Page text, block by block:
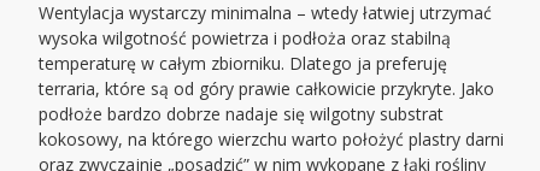
Wentylacja wystarczy minimalna – wtedy łatwiej utrzymać
wysoka wilgotność powietrza i podłoża oraz stabilną
temperaturę w całym zbiorniku. Dlatego ja preferuję
terraria, które są od góry prawie całkowicie przykryte. Jako
podłoże bardzo dobrze nadaje się wilgotny substrat
kokosowy, na którego wierzchu warto położyć plastry darni
oraz zwyczajnie „posadzić” w nim wykopane z łąki rośliny